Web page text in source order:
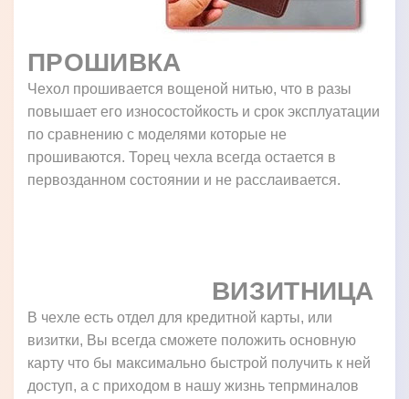
ПРОШИВКА
Чехол прошивается вощеной нитью, что в разы
повышает его износостойкость и срок эксплуатации
по сравнению с моделями которые не
прошиваются. Торец чехла всегда остается в
первозданном состоянии и не расслаивается.
ВИЗИТНИЦА
В чехле есть отдел для кредитной карты, или
визитки, Вы всегда сможете положить основную
карту что бы максимально быстрой получить к ней
доступ, а с приходом в нашу жизнь тепрминалов